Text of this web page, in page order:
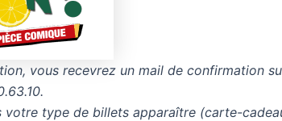
vous recevrez un mail de confirmation
votre type de billets apparaître (carte-